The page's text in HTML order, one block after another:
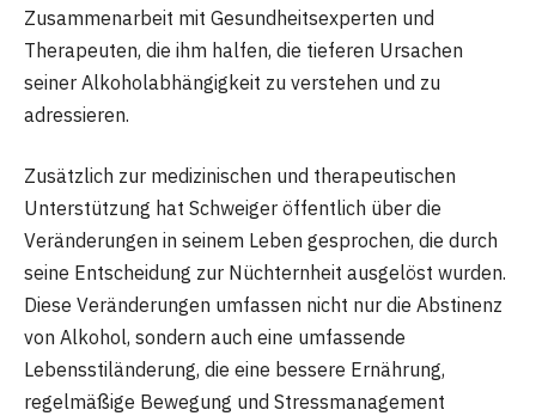
Zusammenarbeit mit Gesundheitsexperten und
Therapeuten, die ihm halfen, die tieferen Ursachen
seiner Alkoholabhängigkeit zu verstehen und zu
adressieren.
Zusätzlich zur medizinischen und therapeutischen
Unterstützung hat Schweiger öffentlich über die
Veränderungen in seinem Leben gesprochen, die durch
seine Entscheidung zur Nüchternheit ausgelöst wurden.
Diese Veränderungen umfassen nicht nur die Abstinenz
von Alkohol, sondern auch eine umfassende
Lebensstiländerung, die eine bessere Ernährung,
regelmäßige Bewegung und Stressmanagement